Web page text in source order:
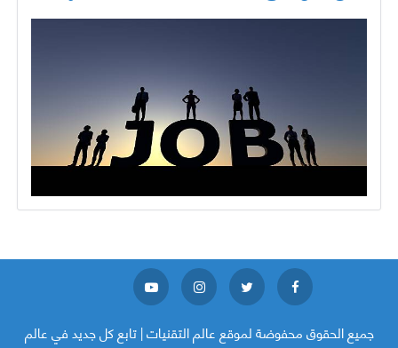
جميع الحقوق محفوضة لموقععالم التقنيات | تابع كل جديد في عالم